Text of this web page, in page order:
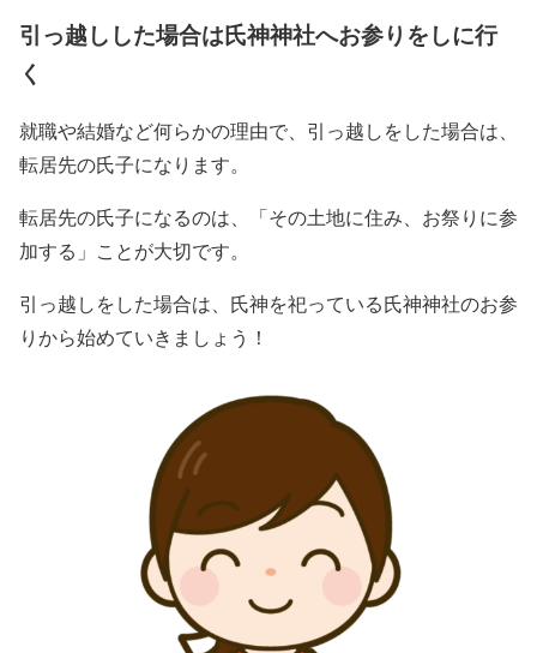
引っ越しした場合は氏神神社へお参りをしに行
く
就職や結婚など何らかの理由で、引っ越しをした場合は、
転居先の氏子になります。
転居先の氏子になるのは、「その土地に住み、お祭りに参
加する」ことが大切です。
引っ越しをした場合は、氏神を祀っている氏神神社のお参
りから始めていきましょう！